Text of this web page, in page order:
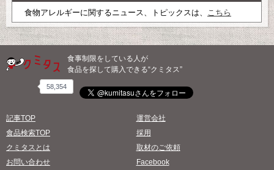
食物アレルギーに関するニュース、トピックスは、 こちら
食事制限をしている人が
食品を探して購入できる“クミタス”
58,354
記事TOP
食品検索TOP
クミタスとは
お問い合わせ
運営会社
採用
取材のご依頼
Facebook